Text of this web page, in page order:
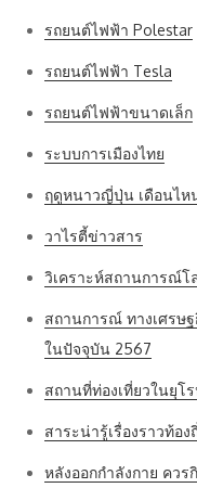
รถยนต์ไฟฟ้า Polestar
รถยนต์ไฟฟ้า Tesla
รถยนต์ไฟฟ้าขนาดเล็ก
ระบบการเมืองไทย
ฤดูหนาวญี่ปุ่น เดือนไห
วาไรตี้ข่าวสาร
วิเคราะห์สถานการณ์โ
สถานการณ์ ทางเศรษ
ในปัจจุบัน 2567
สถานที่ท่องเที่ยวในยุโ
สาระน่ารู้เรื่องราวท้อง
หลังออกกําลังกาย ควรกิ